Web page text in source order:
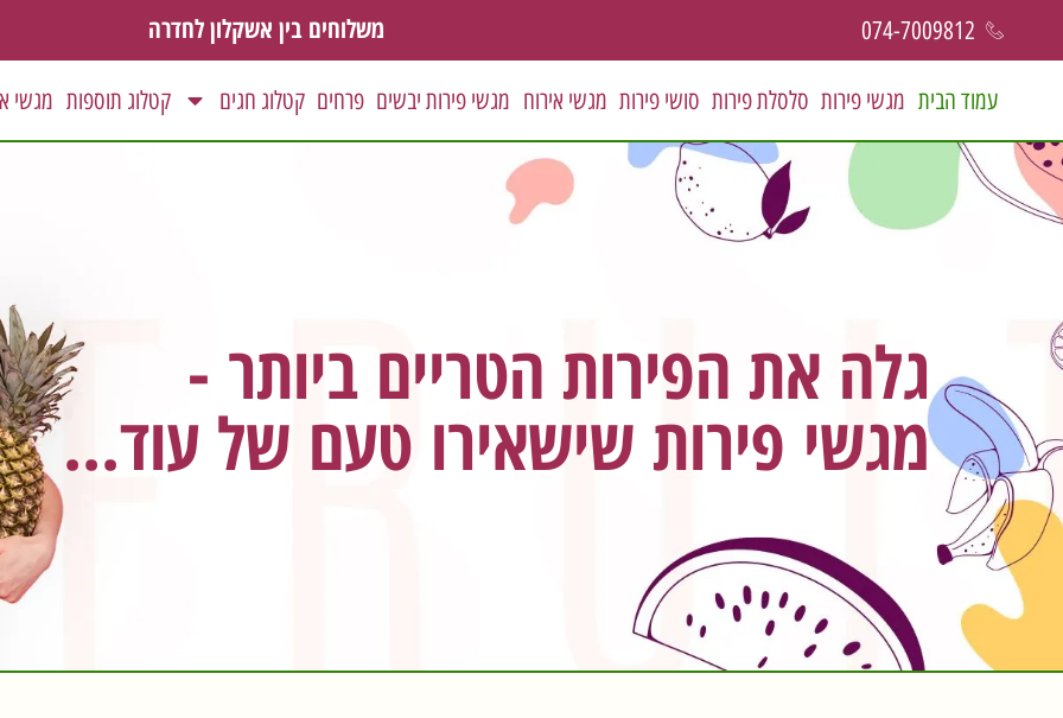
074-7009812 משלוחים בין אשקלון לחדרה
עמוד הבית מגשי פירות סלסלת פירות סושי פירות מגשי אירוח מגשי פירות יבשים פרחים קטלוג חגים קטלוג תוספות מגשי
גלה את הפירות הטריים ביותר -
מגשי פירות שישאירו טעם של עוד...